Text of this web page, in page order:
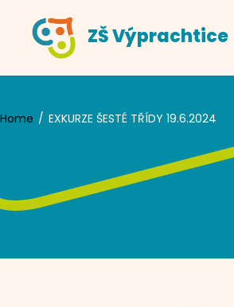
content
ZŠ Výprachtice
Home EXKURZE ŠESTÉ TŘÍDY 19.6.2024